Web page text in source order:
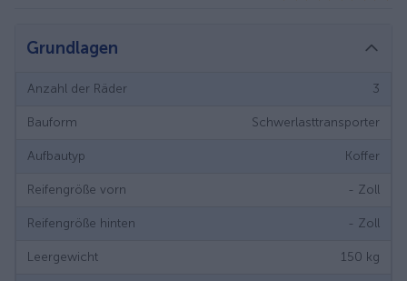
Grundlagen
Anzahl der Räder 3
Bauform Schwerlasttransporter
Aufbautyp Koffer
Reifengröße vorn - Zoll
Reifengröße hinten - Zoll
Leergewicht 150 kg